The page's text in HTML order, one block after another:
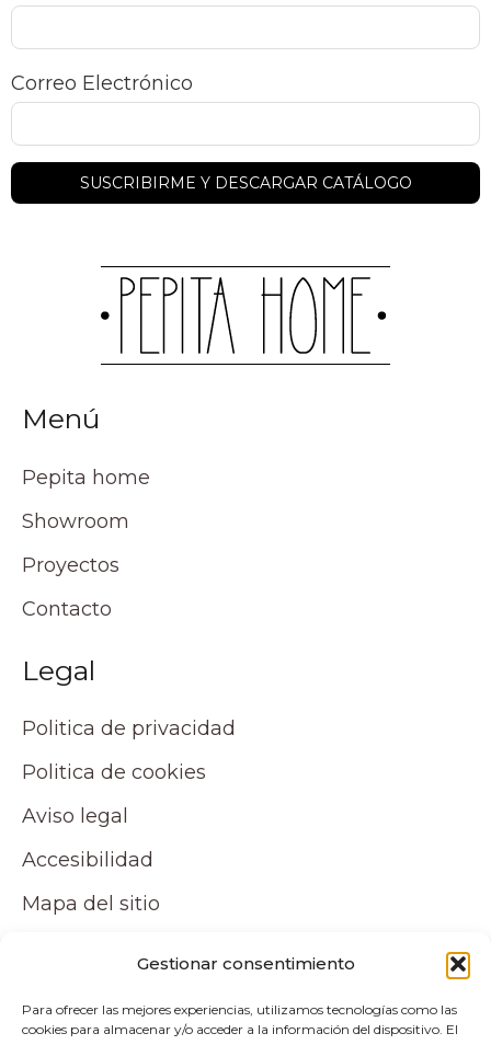
Gestionar consentimiento
Para ofrecer las mejores experiencias, utilizamos tecnologías como las
cookies para almacenar y/o acceder a la información del dispositivo. El
Correo Electrónico
Menú
Pepita home
Showroom
Proyectos
Contacto
Legal
Politica de privacidad
Politica de cookies
Aviso legal
Accesibilidad
Mapa del sitio
Tu cuenta
Mi cuenta